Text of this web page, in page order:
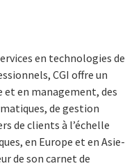
en technologies de
CGI offre un
en management, des
de gestion
de clients à l’échelle
en Europe et en Asie-
de son carnet de